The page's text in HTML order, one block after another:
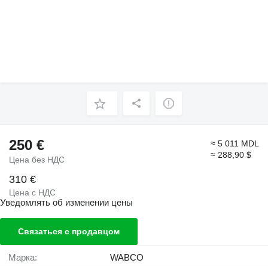
250 €
Цена без НДС
≈ 5 011 MDL
≈ 288,90 $
310 €
Цена с НДС
Уведомлять об изменении цены
Связаться с продавцом
Марка: WABCO